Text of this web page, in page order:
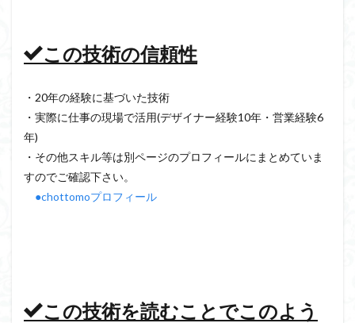
この技術の信頼性
・20年の経験に基づいた技術
・実際に仕事の現場で活用(デザイナー経験10年・営業経験6
年)
・その他スキル等は別ページのプロフィールにまとめていま
すのでご確認下さい。
●chottomoプロフィール
この技術を読むことでこのよう